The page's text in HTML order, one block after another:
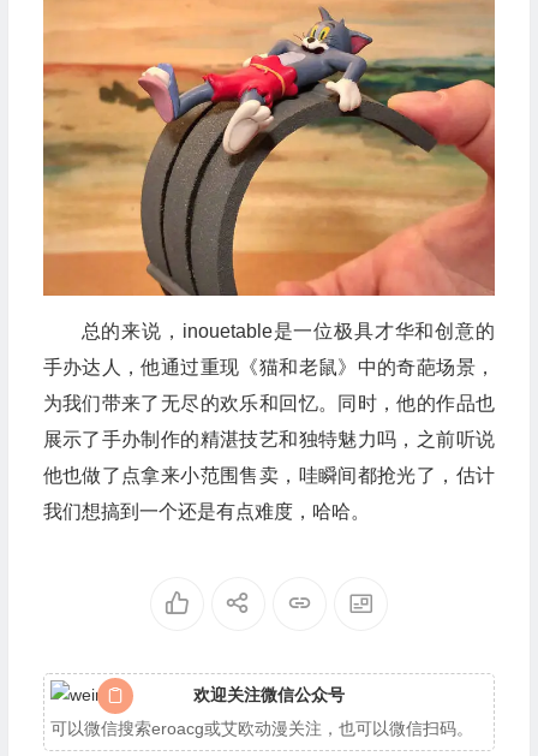
总的来说，inouetable是一位极具才华和创意的
手办达人，他通过重现《猫和老鼠》中的奇葩场景，
为我们带来了无尽的欢乐和回忆。同时，他的作品也
展示了手办制作的精湛技艺和独特魅力吗，之前听说
他也做了点拿来小范围售卖，哇瞬间都抢光了，估计
我们想搞到一个还是有点难度，哈哈。
欢迎关注微信公众号
可以微信搜索eroacg或艾欧动漫关注，也可以微信扫码。